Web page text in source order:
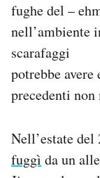
fughe del –
nell’ambiente
scarafaggi
potrebbe
precedenti non
Nell’estate
fuggì da un